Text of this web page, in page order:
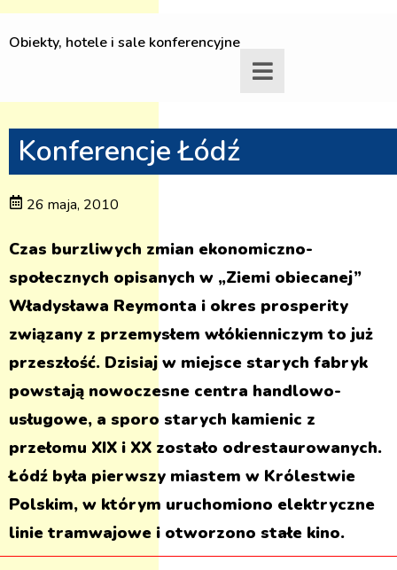
Obiekty, hotele i sale konferencyjne
Konferencje Łódź
26 maja, 2010
Czas burzliwych zmian ekonomiczno-
społecznych opisanych w „Ziemi obiecanej”
Władysława Reymonta i okres prosperity
związany z przemysłem włókienniczym to już
przeszłość. Dzisiaj w miejsce starych fabryk
powstają nowoczesne centra handlowo-
usługowe, a sporo starych kamienic z
przełomu XIX i XX zostało odrestaurowanych.
Łódź była pierwszy miastem w Królestwie
Polskim, w którym uruchomiono elektryczne
linie tramwajowe i otworzono stałe kino.